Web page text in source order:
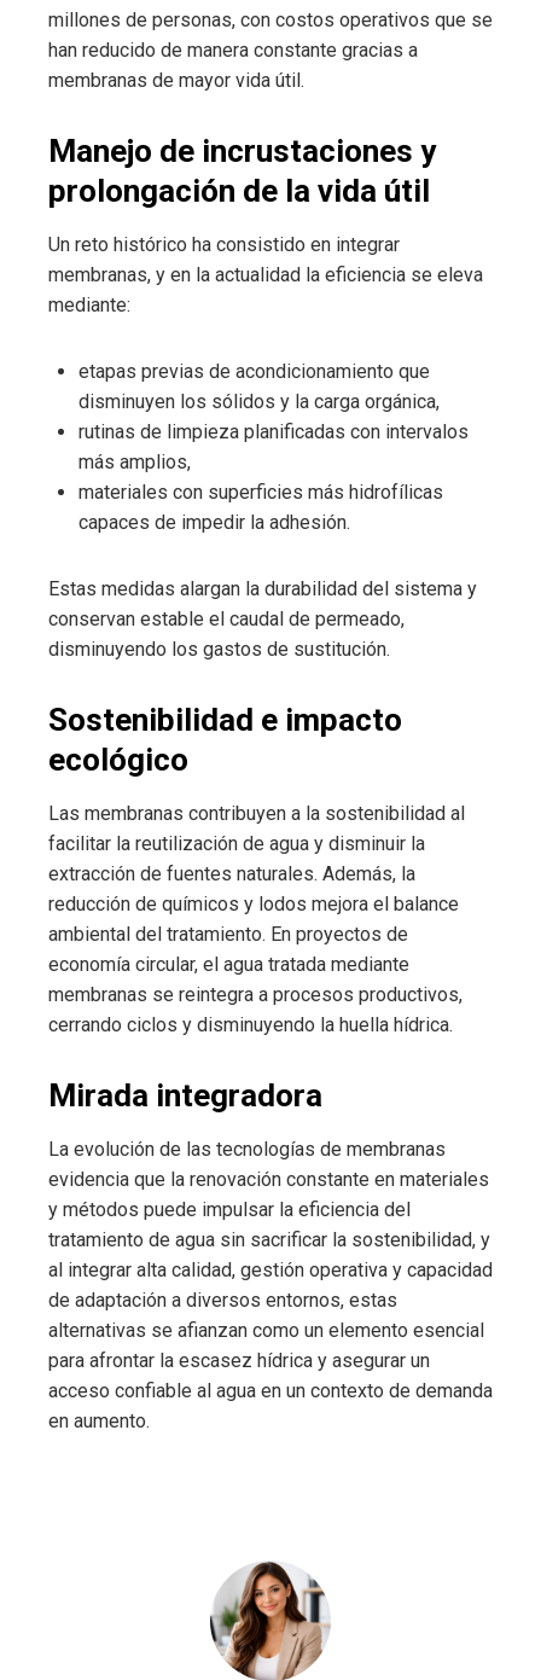
millones de personas, con costos operativos que se
han reducido de manera constante gracias a
membranas de mayor vida útil.
Manejo de incrustaciones y
prolongación de la vida útil
Un reto histórico ha consistido en integrar
membranas, y en la actualidad la eficiencia se eleva
mediante:
etapas previas de acondicionamiento que
disminuyen los sólidos y la carga orgánica,
rutinas de limpieza planificadas con intervalos
más amplios,
materiales con superficies más hidrofílicas
capaces de impedir la adhesión.
Estas medidas alargan la durabilidad del sistema y
conservan estable el caudal de permeado,
disminuyendo los gastos de sustitución.
Sostenibilidad e impacto
ecológico
Las membranas contribuyen a la sostenibilidad al
facilitar la reutilización de agua y disminuir la
extracción de fuentes naturales. Además, la
reducción de químicos y lodos mejora el balance
ambiental del tratamiento. En proyectos de
economía circular, el agua tratada mediante
membranas se reintegra a procesos productivos,
cerrando ciclos y disminuyendo la huella hídrica.
Mirada integradora
La evolución de las tecnologías de membranas
evidencia que la renovación constante en materiales
y métodos puede impulsar la eficiencia del
tratamiento de agua sin sacrificar la sostenibilidad, y
al integrar alta calidad, gestión operativa y capacidad
de adaptación a diversos entornos, estas
alternativas se afianzan como un elemento esencial
para afrontar la escasez hídrica y asegurar un
acceso confiable al agua en un contexto de demanda
en aumento.